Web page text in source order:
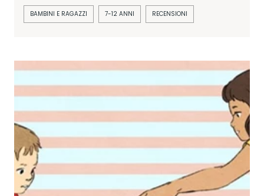
BAMBINI E RAGAZZI 7-12 ANNI RECENSIONI